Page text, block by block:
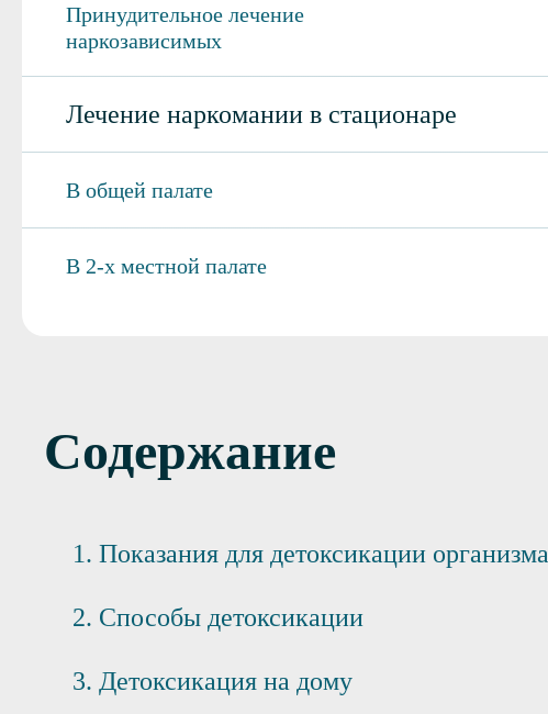
Принудительное лечение
наркозависимых
Лечение наркомании в стационаре
В общей палате
В 2-х местной палате
Содержание
Показания для детоксикации организма
Способы детоксикации
Детоксикация на дому